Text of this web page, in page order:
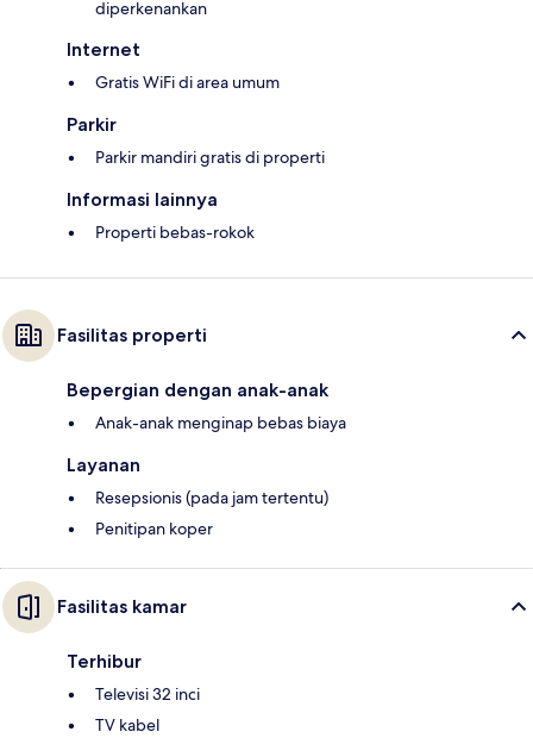
diperkenankan
Internet
Gratis WiFi di area umum
Parkir
Parkir mandiri gratis di properti
Informasi lainnya
Properti bebas-rokok
Fasilitas properti
Bepergian dengan anak-anak
Anak-anak menginap bebas biaya
Layanan
Resepsionis (pada jam tertentu)
Penitipan koper
Fasilitas kamar
Terhibur
Televisi 32 inci
TV kabel